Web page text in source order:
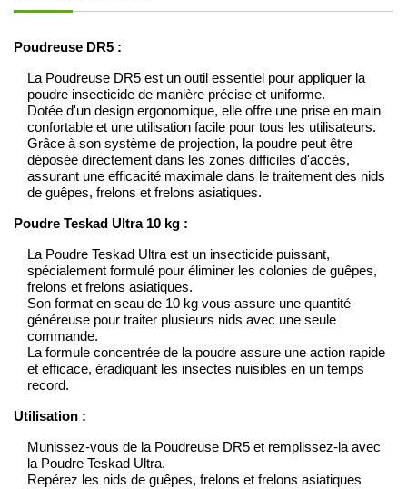
Poudreuse DR5 :
La Poudreuse DR5 est un outil essentiel pour appliquer la
poudre insecticide de manière précise et uniforme.
Dotée d'un design ergonomique, elle offre une prise en main
confortable et une utilisation facile pour tous les utilisateurs.
Grâce à son système de projection, la poudre peut être
déposée directement dans les zones difficiles d'accès,
assurant une efficacité maximale dans le traitement des nids
de guêpes, frelons et frelons asiatiques.
Poudre Teskad Ultra 10 kg :
La Poudre Teskad Ultra est un insecticide puissant,
spécialement formulé pour éliminer les colonies de guêpes,
frelons et frelons asiatiques.
Son format en seau de 10 kg vous assure une quantité
généreuse pour traiter plusieurs nids avec une seule
commande.
La formule concentrée de la poudre assure une action rapide
et efficace, éradiquant les insectes nuisibles en un temps
record.
Utilisation :
Munissez-vous de la Poudreuse DR5 et remplissez-la avec
la Poudre Teskad Ultra.
Repérez les nids de guêpes, frelons et frelons asiatiques